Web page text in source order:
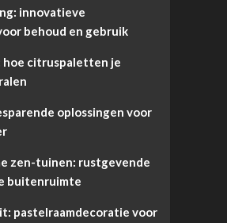
innovatieve
behoud en gebruik
hoe citruspaletten je
oplossingen voor
zen-tuinen: rustgevende
buitenruimte
pastelraamdecoratie voor